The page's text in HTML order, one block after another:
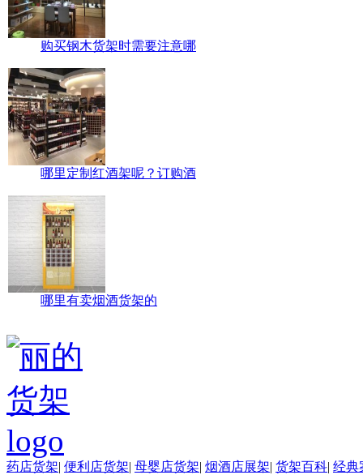
购买钢木货架时需要注意哪
哪里定制红酒架呢？订购酒
哪里有卖烟酒货架的
药店货架| 便利店货架| 母婴店货架| 烟酒店展架| 货架百科| 经典